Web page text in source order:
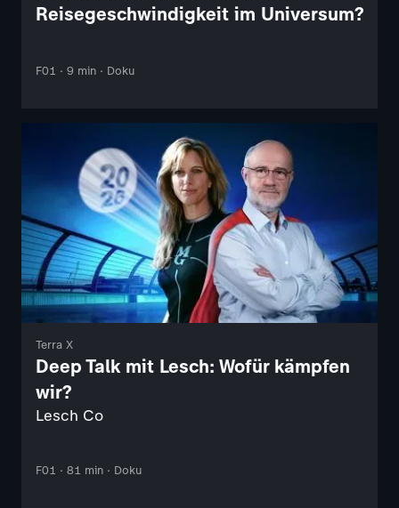
Reisegeschwindigkeit im Universum?
F01 · 9 min · Doku
Terra X
Deep Talk mit Lesch: Wofür kämpfen
wir?
Lesch Co
F01 · 81 min · Doku